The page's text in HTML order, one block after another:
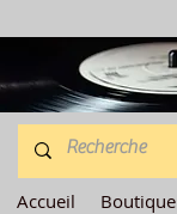
Accueil Boutique